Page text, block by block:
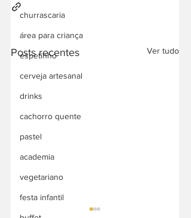
churrascaria
área para criança
espetinho
cerveja artesanal
drinks
cachorro quente
pastel
academia
vegetariano
festa infantil
Posts recentes Ver tudo